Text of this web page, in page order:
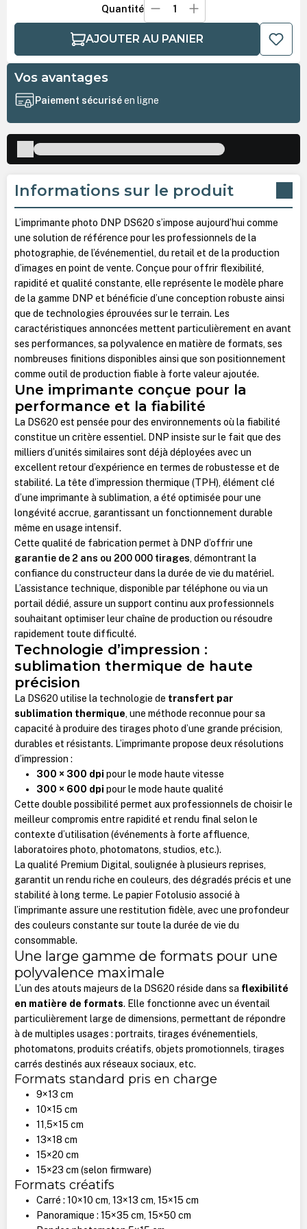
Quantité
AJOUTER AU PANIER
Vos avantages
Paiement sécuriséen ligne
Informations sur le produit
L’imprimante photo DNP DS620 s’impose aujourd’hui comme
une solution de référence pour les professionnels de la
photographie, de l’événementiel, du retail et de la production
d’images en point de vente. Conçue pour offrir flexibilité,
rapidité et qualité constante, elle représente le modèle phare
de la gamme DNP et bénéficie d’une conception robuste ainsi
que de technologies éprouvées sur le terrain. Les
caractéristiques annoncées mettent particulièrement en avant
ses performances, sa polyvalence en matière de formats, ses
nombreuses finitions disponibles ainsi que son positionnement
comme outil de production fiable à forte valeur ajoutée.
Une imprimante conçue pour la
performance et la fiabilité
La DS620 est pensée pour des environnements où la fiabilité
constitue un critère essentiel. DNP insiste sur le fait que des
milliers d’unités similaires sont déjà déployées avec un
excellent retour d’expérience en termes de robustesse et de
stabilité. La tête d’impression thermique (TPH), élément clé
d’une imprimante à sublimation, a été optimisée pour une
longévité accrue, garantissant un fonctionnement durable
même en usage intensif.
Cette qualité de fabrication permet à DNP d’offrir une
garantie de 2 ans ou 200 000 tirages, démontrant la
confiance du constructeur dans la durée de vie du matériel.
L’assistance technique, disponible par téléphone ou via un
portail dédié, assure un support continu aux professionnels
souhaitant optimiser leur chaîne de production ou résoudre
rapidement toute difficulté.
Technologie d’impression :
sublimation thermique de haute
précision
La DS620 utilise la technologie de transfert par
sublimation thermique, une méthode reconnue pour sa
capacité à produire des tirages photo d’une grande précision,
durables et résistants. L’imprimante propose deux résolutions
d’impression :
300 × 300 dpi pour le mode haute vitesse
300 × 600 dpi pour le mode haute qualité
Cette double possibilité permet aux professionnels de choisir le
meilleur compromis entre rapidité et rendu final selon le
contexte d’utilisation (événements à forte affluence,
laboratoires photo, photomatons, studios, etc.).
La qualité Premium Digital, soulignée à plusieurs reprises,
garantit un rendu riche en couleurs, des dégradés précis et une
stabilité à long terme. Le papier Fotolusio associé à
l’imprimante assure une restitution fidèle, avec une profondeur
des couleurs constante sur toute la durée de vie du
consommable.
Une large gamme de formats pour une
polyvalence maximale
L’un des atouts majeurs de la DS620 réside dans sa flexibilité
en matière de formats. Elle fonctionne avec un éventail
particulièrement large de dimensions, permettant de répondre
à de multiples usages : portraits, tirages événementiels,
photomatons, produits créatifs, objets promotionnels, tirages
carrés destinés aux réseaux sociaux, etc.
Formats standard pris en charge
9×13 cm
10×15 cm
11,5×15 cm
13×18 cm
15×20 cm
15×23 cm (selon firmware)
Formats créatifs
Carré : 10×10 cm, 13×13 cm, 15×15 cm
Panoramique : 15×35 cm, 15×50 cm